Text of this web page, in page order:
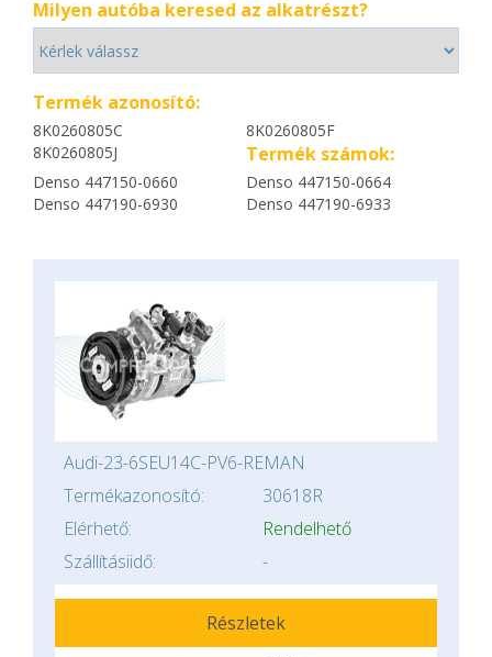
Milyen autóba keresed az alkatrészt?
Termék azonosító:
8K0260805C
8K0260805F
8K0260805J
Termék számok:
Denso 447150-0660
Denso 447150-0664
Denso 447190-6930
Denso 447190-6933
Audi-23-6SEU14C-PV6-REMAN
Termékazonosító:
30618R
Elérhető:
Rendelhető
Szállításiidő:
-
Részletek